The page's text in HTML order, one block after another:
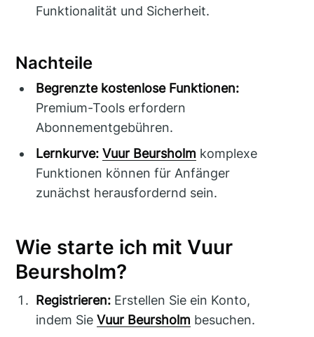
Funktionalität und Sicherheit.
Nachteile
Begrenzte kostenlose Funktionen:
Premium-Tools erfordern
Abonnementgebühren.
Lernkurve: Vuur Beursholm komplexe
Funktionen können für Anfänger
zunächst herausfordernd sein.
Wie starte ich mit Vuur
Beursholm?
Registrieren: Erstellen Sie ein Konto,
indem SieVuur Beursholm besuchen.